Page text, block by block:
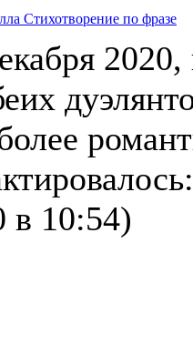
Стихотворение по фразе
в 10:54)